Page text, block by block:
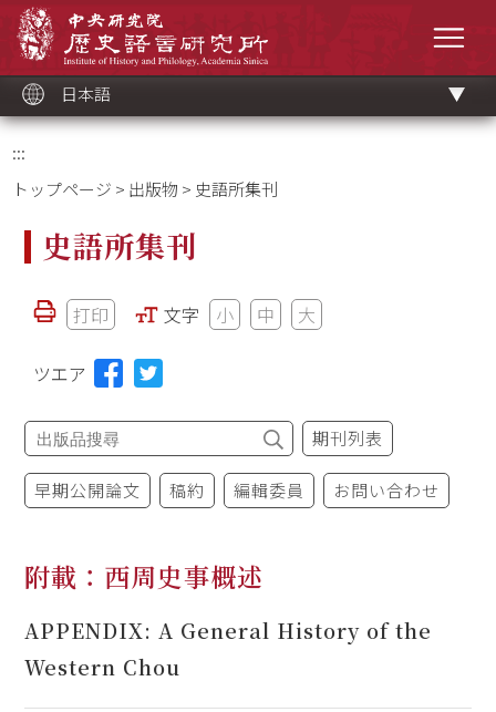
ッ
ク
日本語
:::
トップページ > 出版物 > 史語所集刊
史語所集刊
打印 文字 小 中 大
ツエア
期刊列表
早期公開論文 稿約 編輯委員 お問い合わせ
附載：西周史事概述
APPENDIX: A General History of the
Western Chou